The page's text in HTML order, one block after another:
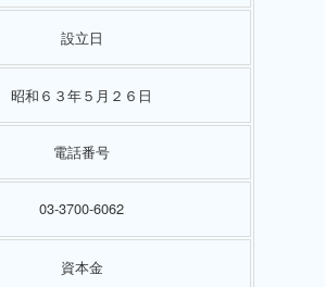
設立日
昭和６３年５月２６日
電話番号
03‐3700‐6062
資本金